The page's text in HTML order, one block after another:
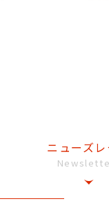
ニューズレ